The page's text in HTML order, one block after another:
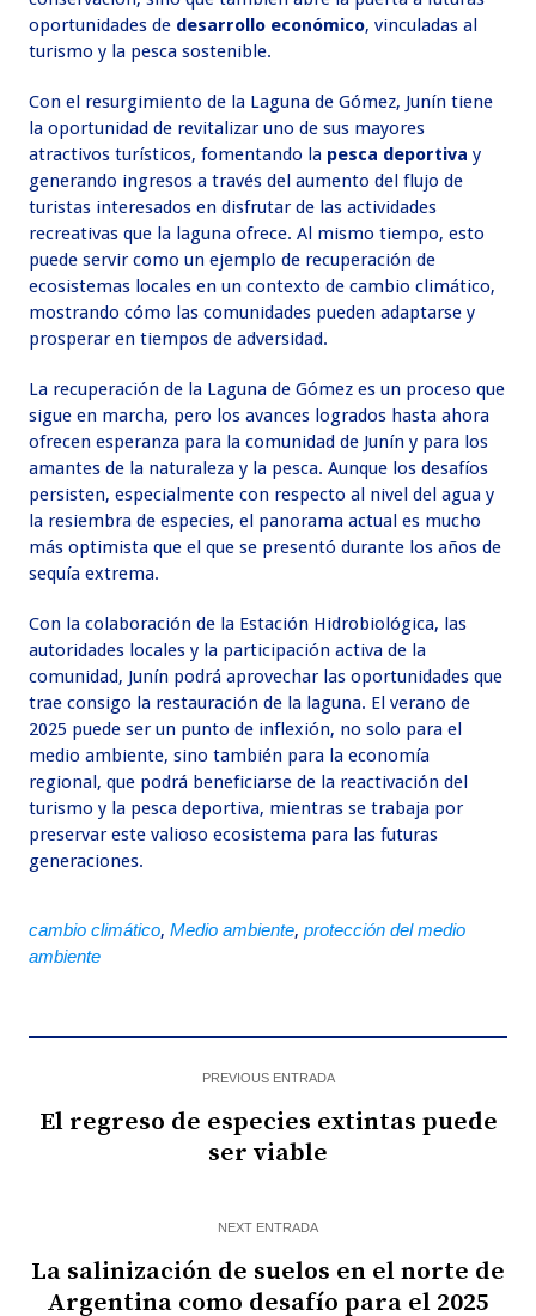
oportunidades de desarrollo económico, vinculadas al
turismo y la pesca sostenible.
Con el resurgimiento de la Laguna de Gómez, Junín tiene
la oportunidad de revitalizar uno de sus mayores
atractivos turísticos, fomentando la pesca deportiva y
generando ingresos a través del aumento del flujo de
turistas interesados en disfrutar de las actividades
recreativas que la laguna ofrece. Al mismo tiempo, esto
puede servir como un ejemplo de recuperación de
ecosistemas locales en un contexto de cambio climático,
mostrando cómo las comunidades pueden adaptarse y
prosperar en tiempos de adversidad.
La recuperación de la Laguna de Gómez es un proceso que
sigue en marcha, pero los avances logrados hasta ahora
ofrecen esperanza para la comunidad de Junín y para los
amantes de la naturaleza y la pesca. Aunque los desafíos
persisten, especialmente con respecto al nivel del agua y
la resiembra de especies, el panorama actual es mucho
más optimista que el que se presentó durante los años de
sequía extrema.
Con la colaboración de la Estación Hidrobiológica, las
autoridades locales y la participación activa de la
comunidad, Junín podrá aprovechar las oportunidades que
trae consigo la restauración de la laguna. El verano de
2025 puede ser un punto de inflexión, no solo para el
medio ambiente, sino también para la economía
regional, que podrá beneficiarse de la reactivación del
turismo y la pesca deportiva, mientras se trabaja por
preservar este valioso ecosistema para las futuras
generaciones.
cambio climático,Medio ambiente,protección del medio
ambiente
PREVIOUS ENTRADA
El regreso de especies extintas puede
ser viable
NEXT ENTRADA
La salinización de suelos en el norte de
Argentina como desafío para el 2025